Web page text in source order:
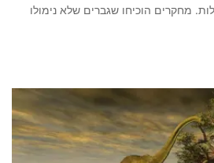
מחקרים הוכיחו שגברים שלא נימולו